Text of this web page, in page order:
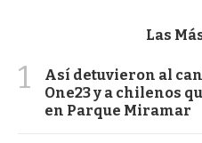
Las
1
Así detuvieron al
One23 y a chilenos
en Parque Miramar